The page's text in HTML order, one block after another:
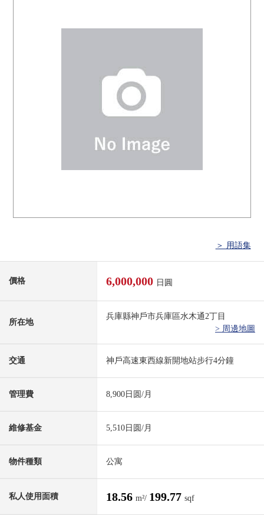
＞ 用語集
價格 6,000,000 日圓
所在地
兵庫縣神戶市兵庫區水木通2丁目
> 周邊地圖
交通 神戶高速東西線新開地站步行4分鐘
管理費 8,900日圆/月
維修基金 5,510日圆/月
物件種類 公寓
私人使用面積 18.56 m²/ 199.77 sqf